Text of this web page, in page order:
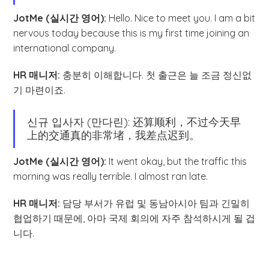
JotMe (실시간 영어): Hello. Nice to meet you. I am a bit
nervous today because this is my first time joining an
international company.
HR 매니저: 충분히 이해합니다. 첫 출근은 늘 조금 정신없
기 마련이죠.
신규 입사자 (만다린): 还算顺利，不过今天早
上的交通真的非常堵，我差点迟到。
JotMe (실시간 영어): It went okay, but the traffic this
morning was really terrible. I almost ran late.
HR 매니저: 담당 부서가 유럽 및 동남아시아 팀과 긴밀히
협업하기 때문에, 아마 국제 회의에 자주 참석하시게 될 겁
니다.